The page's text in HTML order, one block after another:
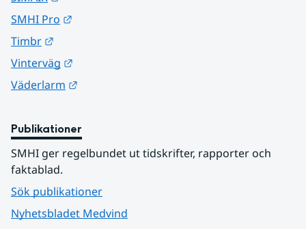
SMHI Pro
Timbr
Vinterväg
Väderlarm
Publikationer
SMHI ger regelbundet ut tidskrifter, rapporter och
faktablad.
Sök publikationer
Nyhetsbladet Medvind